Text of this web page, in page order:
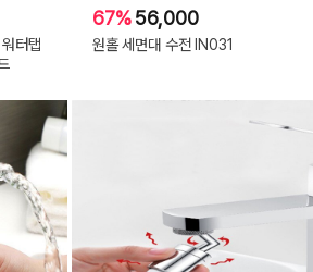
터탭
67%56,000
원홀 세면대 수전 IN031